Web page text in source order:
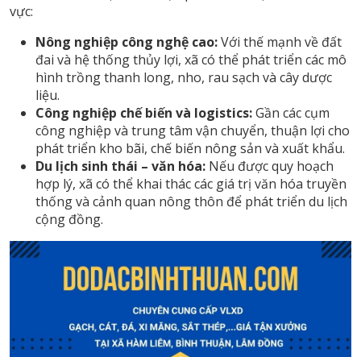
vực:
Nông nghiệp công nghệ cao:Với thế mạnh về đất
đai và hệ thống thủy lợi, xã có thể phát triển các mô
hình trồng thanh long, nho, rau sạch và cây dược
liệu.
Công nghiệp chế biến và logistics:Gần các cụm
công nghiệp và trung tâm vận chuyển, thuận lợi cho
phát triển kho bãi, chế biến nông sản và xuất khẩu.
Du lịch sinh thái – văn hóa: Nếu được quy hoạch
hợp lý, xã có thể khai thác các giá trị văn hóa truyền
thống và cảnh quan nông thôn để phát triển du lịch
cộng đồng.